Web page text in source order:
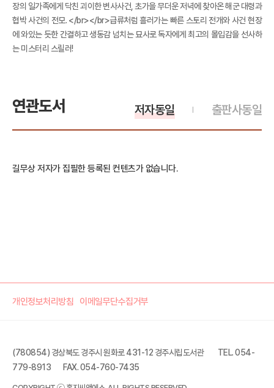
장의 일가족에게 닥친 괴이한 변사사건, 초가을 무더운 저녁에 찾아온 해군 대령과
협박 사건의 전모. </br></br>급류처럼 흘러가는 빠른 스토리 전개와 사건 현장
에 와있는 듯한 간결하고 생동감 넘치는 묘사로 독자에게 최고의 몰입감을 선사하
는 미스터리 스릴러!
연관도서 출판사동일
저자동일
길무상 저자가 집필한 등록된 컨텐츠가 없습니다.
개인정보처리방침 이메일무단수집거부
(780854) 경상북도 경주시 원화로 431-12 경주시립도서관
TEL. 054-
779-8913
FAX. 054-760-7435